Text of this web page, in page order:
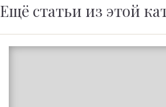
Ещё статьи из этой